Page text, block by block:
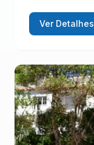
Ver Detalhes